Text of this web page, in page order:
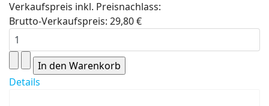
Verkaufspreis inkl. Preisnachlass:
Brutto-Verkaufspreis: 29,80 €
Details